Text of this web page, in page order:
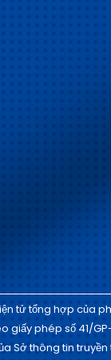
tử tổng hợp của
phép số 41/
Sở thông tin